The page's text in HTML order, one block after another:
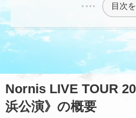
目次
Nornis LIVE TOUR
浜公演》の概要